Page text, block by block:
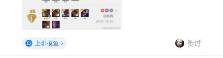
上班摸鱼 赞过